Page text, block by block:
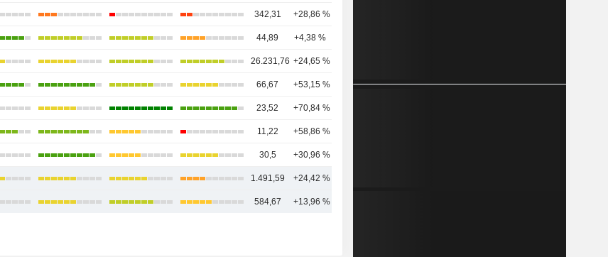
342,31 +28,86 %
44,89 +4,38 %
26.231,76 +24,65 %
66,67 +53,15 % 10
23,52 +70,84 %
11,22 +58,86 %
30,5 +30,96 %
1.491,59 +24,42 %
584,67 +13,96 %